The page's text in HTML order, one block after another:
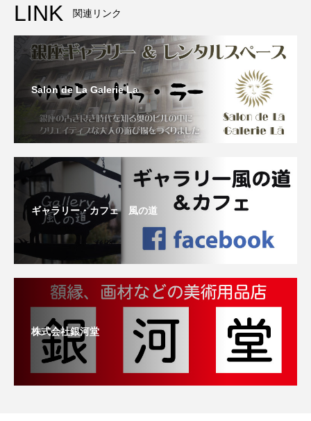
LINK 関連リンク
Salon de La Galerie La
ギャラリー・カフェ 風の道
株式会社銀河堂